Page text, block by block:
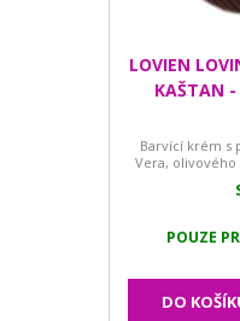
LOVIEN
KAŠTAN -
Barvící krém s
Vera,
POUZE
DO